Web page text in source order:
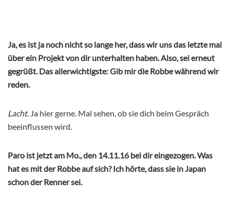
Ja, es ist ja noch nicht so lange her, dass wir uns das letzte mal
über ein Projekt von dir unterhalten haben. Also, sei erneut
gegrüßt. Das allerwichtigste: Gib mir die Robbe während wir
reden.
Lacht. Ja hier gerne. Mal sehen, ob sie dich beim Gespräch
beeinflussen wird.
Paro ist jetzt am Mo., den 14.11.16 bei dir eingezogen. Was
hat es mit der Robbe auf sich? Ich hörte, dass sie in Japan
schon der Renner sei.